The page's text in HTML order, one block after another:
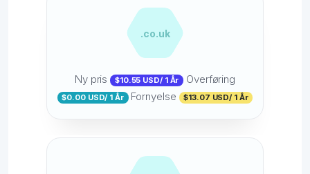
.co.uk
Ny pris $10.55 USD/ 1 År Overføring
$0.00 USD/ 1 År Fornyelse $13.07 USD/ 1 År